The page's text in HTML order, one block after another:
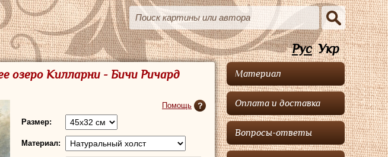
Рус Укр
озеро Килларни - Бичи Ричард
Помощь
Размер:
Материал:
Материал
Оплата и доставка
Вопросы-ответы